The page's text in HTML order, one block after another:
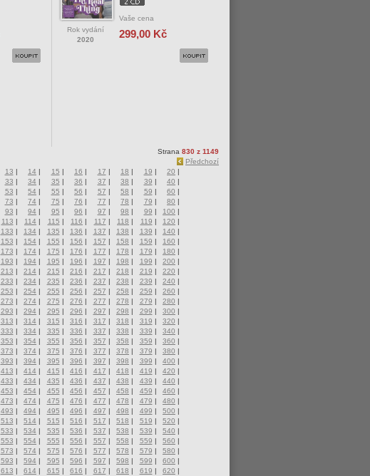
Rok vydání
2020
Vaše cena
299,00 Kč
Strana 830 z 1149
Předchozí
13 | 14 | 15 | 16 | 17 | 18 | 19 | 20 |
33 | 34 | 35 | 36 | 37 | 38 | 39 | 40 |
53 | 54 | 55 | 56 | 57 | 58 | 59 | 60 |
73 | 74 | 75 | 76 | 77 | 78 | 79 | 80 |
93 | 94 | 95 | 96 | 97 | 98 | 99 | 100 |
113 | 114 | 115 | 116 | 117 | 118 | 119 | 120 |
133 | 134 | 135 | 136 | 137 | 138 | 139 | 140 |
153 | 154 | 155 | 156 | 157 | 158 | 159 | 160 |
173 | 174 | 175 | 176 | 177 | 178 | 179 | 180 |
193 | 194 | 195 | 196 | 197 | 198 | 199 | 200 |
213 | 214 | 215 | 216 | 217 | 218 | 219 | 220 |
233 | 234 | 235 | 236 | 237 | 238 | 239 | 240 |
253 | 254 | 255 | 256 | 257 | 258 | 259 | 260 |
273 | 274 | 275 | 276 | 277 | 278 | 279 | 280 |
293 | 294 | 295 | 296 | 297 | 298 | 299 | 300 |
313 | 314 | 315 | 316 | 317 | 318 | 319 | 320 |
333 | 334 | 335 | 336 | 337 | 338 | 339 | 340 |
353 | 354 | 355 | 356 | 357 | 358 | 359 | 360 |
373 | 374 | 375 | 376 | 377 | 378 | 379 | 380 |
393 | 394 | 395 | 396 | 397 | 398 | 399 | 400 |
413 | 414 | 415 | 416 | 417 | 418 | 419 | 420 |
433 | 434 | 435 | 436 | 437 | 438 | 439 | 440 |
453 | 454 | 455 | 456 | 457 | 458 | 459 | 460 |
473 | 474 | 475 | 476 | 477 | 478 | 479 | 480 |
493 | 494 | 495 | 496 | 497 | 498 | 499 | 500 |
513 | 514 | 515 | 516 | 517 | 518 | 519 | 520 |
533 | 534 | 535 | 536 | 537 | 538 | 539 | 540 |
553 | 554 | 555 | 556 | 557 | 558 | 559 | 560 |
573 | 574 | 575 | 576 | 577 | 578 | 579 | 580 |
593 | 594 | 595 | 596 | 597 | 598 | 599 | 600 |
613 | 614 | 615 | 616 | 617 | 618 | 619 | 620 |